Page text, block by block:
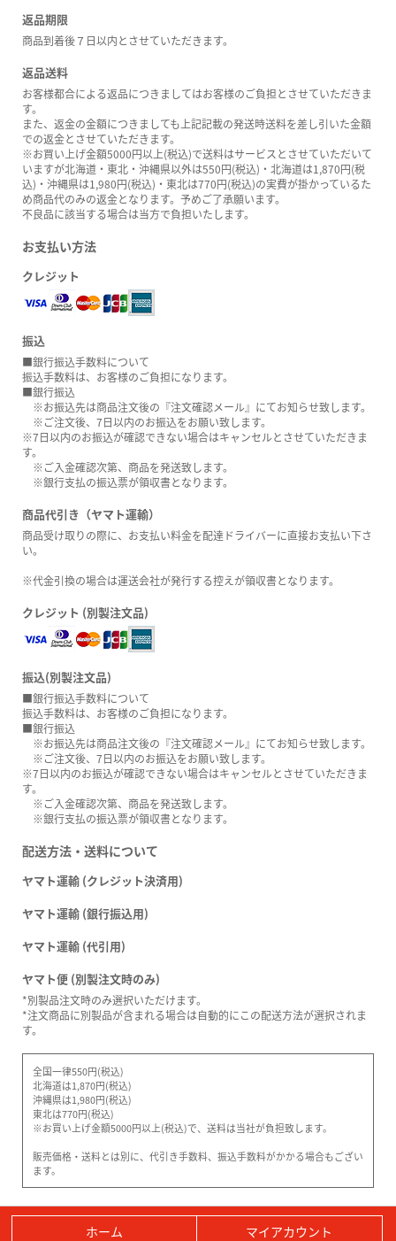
返品期限
商品到着後７日以内とさせていただきます。
返品送料
お客様都合による返品につきましてはお客様のご負担とさせていただきま
す。
また、返金の金額につきましても上記記載の発送時送料を差し引いた金額
での返金とさせていただきます。
※お買い上げ金額5000円以上(税込)で送料はサービスとさせていただいて
いますが北海道・東北・沖縄県以外は550円(税込)・北海道は1,870円(税
込)・沖縄県は1,980円(税込)・東北は770円(税込)の実費が掛かっているた
め商品代のみの返金となります。予めご了承願います。
不良品に該当する場合は当方で負担いたします。
お支払い方法
クレジット
振込
■銀行振込手数料について
振込手数料は、お客様のご負担になります。
■銀行振込
※お振込先は商品注文後の『注文確認メール』にてお知らせ致します。
※ご注文後、7日以内のお振込をお願い致します。
※7日以内のお振込が確認できない場合はキャンセルとさせていただきま
す。
※ご入金確認次第、商品を発送致します。
※銀行支払の振込票が領収書となります。
商品代引き（ヤマト運輸）
商品受け取りの際に、お支払い料金を配達ドライバーに直接お支払い下さ
い。
※代金引換の場合は運送会社が発行する控えが領収書となります。
クレジット (別製注文品)
振込(別製注文品)
■銀行振込手数料について
振込手数料は、お客様のご負担になります。
■銀行振込
※お振込先は商品注文後の『注文確認メール』にてお知らせ致します。
※ご注文後、7日以内のお振込をお願い致します。
※7日以内のお振込が確認できない場合はキャンセルとさせていただきま
す。
※ご入金確認次第、商品を発送致します。
※銀行支払の振込票が領収書となります。
配送方法・送料について
ヤマト運輸 (クレジット決済用)
ヤマト運輸 (銀行振込用)
ヤマト運輸 (代引用)
ヤマト便 (別製注文時のみ)
*別製品注文時のみ選択いただけます。
*注文商品に別製品が含まれる場合は自動的にこの配送方法が選択されま
す。
全国一律550円(税込)
北海道は1,870円(税込)
沖縄県は1,980円(税込)
東北は770円(税込)
※お買い上げ金額5000円以上(税込)で、送料は当社が負担致します。
販売価格・送料とは別に、代引き手数料、振込手数料がかかる場合もござい
ます。
ホーム マイアカウント